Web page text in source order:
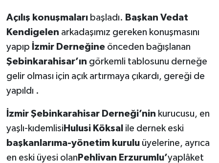
Açılış konuşmalarıbaşladı. Başkan Vedat
Kendigelen arkadaşımız gereken konuşmasını
yapıp İzmir Derneğineönceden bağışlanan
Şebinkarahisar’ın görkemli tablosunu derneğe
gelir olması için açık artırmaya çıkardı, gereği de
yapıldı .
İzmir Şebinkarahisar Derneği’nin kurucusu, en
yaşlı-kıdemlisi Hulusi Köksal ile dernek eski
başkanlarıma-yönetim kuruluüyelerine, ayrıca
en eski üyesi olan Pehlivan Erzurumlu’yaplâket